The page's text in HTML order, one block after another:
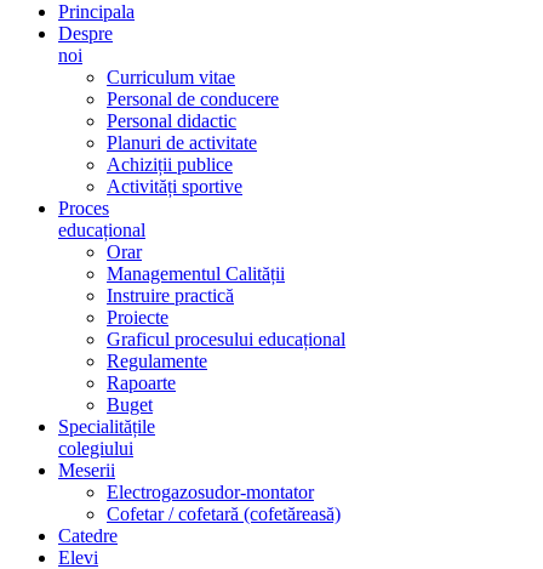
Principala
Despre
noi
Curriculum vitae
Personal de conducere
Personal didactic
Planuri de activitate
Achiziții publice
Activități sportive
Proces
educațional
Orar
Managementul Calității
Instruire practică
Proiecte
Graficul procesului educațional
Regulamente
Rapoarte
Buget
Specialitățile
colegiului
Meserii
Electrogazosudor-montator
Cofetar / cofetară (cofetăreasă)
Catedre
Elevi